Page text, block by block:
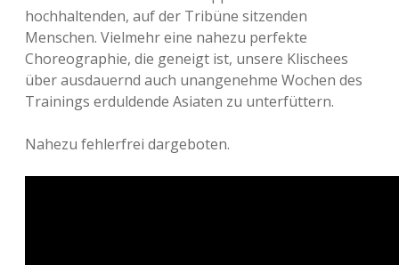
hochhaltenden, auf der Tribüne sitzenden
Menschen. Vielmehr eine nahezu perfekte
Choreographie, die geneigt ist, unsere Klischees
über ausdauernd auch unangenehme Wochen des
Trainings erduldende Asiaten zu unterfüttern.
Nahezu fehlerfrei dargeboten.